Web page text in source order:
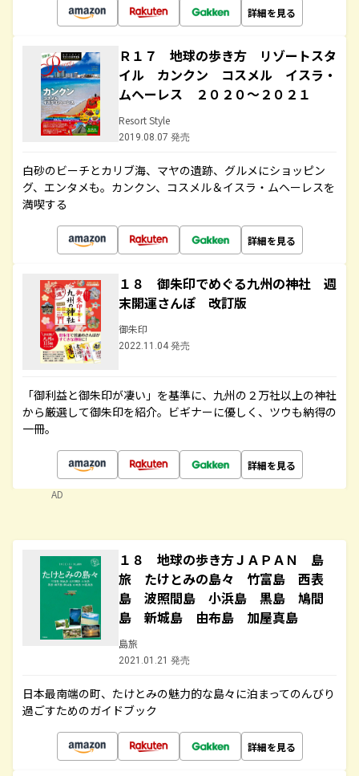
詳細を見る
Ｒ１７ 地球の歩き方 リゾートスタ
イル カンクン コスメル イスラ・
ムヘーレス ２０２０～２０２１
Resort Style
2019.08.07 発売
白砂のビーチとカリブ海、マヤの遺跡、グルメにショッピン
グ、エンタメも。カンクン、コスメル＆イスラ・ムヘーレスを
満喫する
詳細を見る
１８ 御朱印でめぐる九州の神社 週
末開運さんぽ 改訂版
御朱印
2022.11.04 発売
「御利益と御朱印が凄い」を基準に、九州の２万社以上の神社
から厳選して御朱印を紹介。ビギナーに優しく、ツウも納得の
一冊。
詳細を見る
AD
１８ 地球の歩き方ＪＡＰＡＮ 島
旅 たけとみの島々 竹富島 西表
島 波照間島 小浜島 黒島 鳩間
島 新城島 由布島 加屋真島
島旅
2021.01.21 発売
日本最南端の町、たけとみの魅力的な島々に泊まってのんびり
過ごすためのガイドブック
詳細を見る